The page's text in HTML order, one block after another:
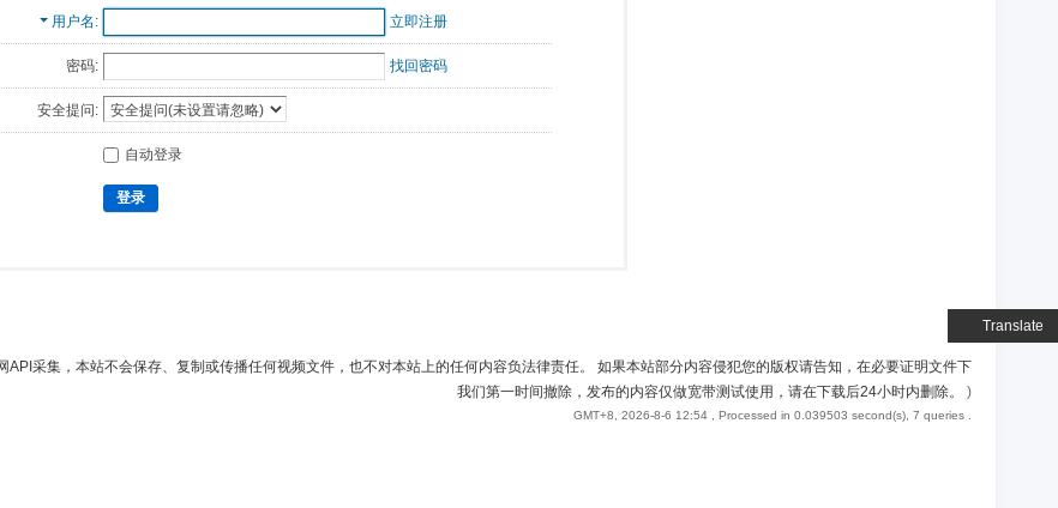
Translate
用户名 立即注册
密码: 找回密码
安全提问:
自动登录
登录
API采集，本站不会保存、复制或传播任何视频文件，也不对本站上的任何内容负法律责任。 如果本站部分内容侵犯您的版权请告知，在必要证明文件下
我们第一时间撤除，发布的内容仅做宽带测试使用，请在下载后24小时内删除。
)
GMT+8, 2026-8-6 12:54 , Processed in 0.039503 second(s), 7 queries .